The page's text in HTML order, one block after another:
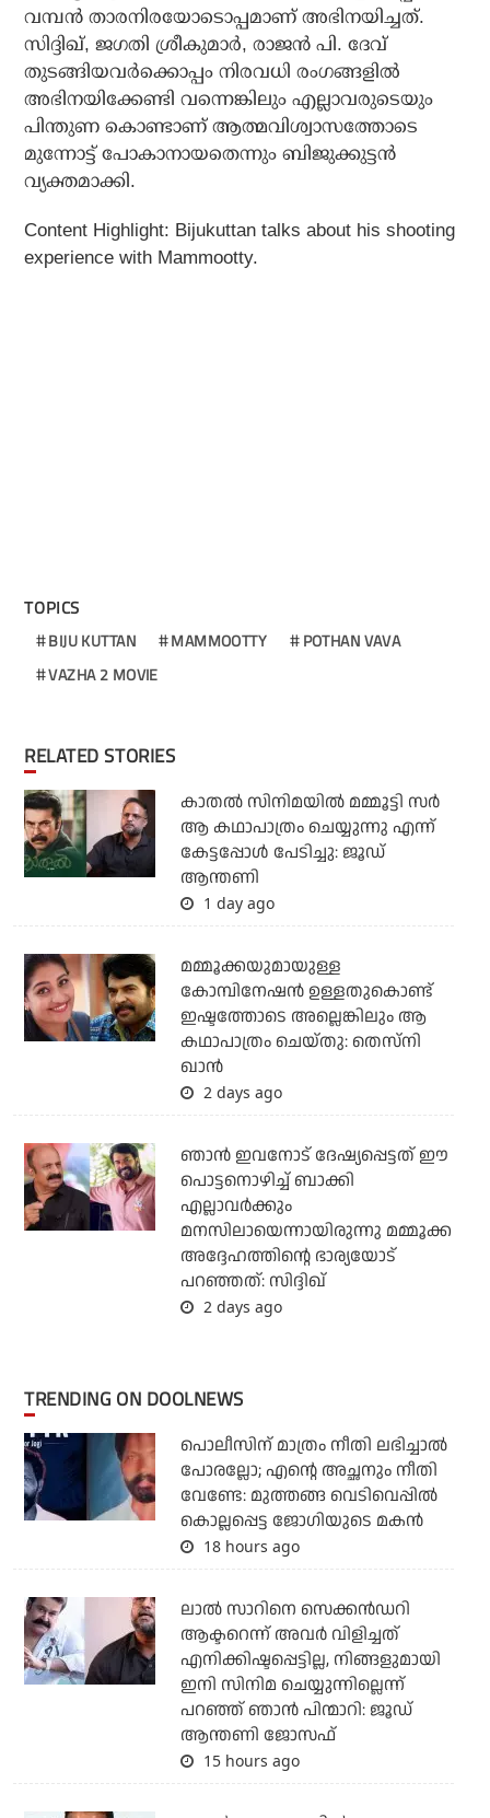
വമ്പൻ താരനിരയോടൊപ്പമാണ് അഭിനയിച്ചത്.
സിദ്ദിഖ്, ജഗതി ശ്രീകുമാർ, രാജൻ പി. ദേവ്
തുടങ്ങിയവർക്കൊപ്പം നിരവധി രംഗങ്ങളിൽ
അഭിനയിക്കേണ്ടി വന്നെങ്കിലും എല്ലാവരുടെയും
പിന്തുണ കൊണ്ടാണ് ആത്മവിശ്വാസത്തോടെ
മുന്നോട്ട് പോകാനായതെന്നും ബിജുക്കുട്ടൻ
വ്യക്തമാക്കി.
Content Highlight: Bijukuttan talks about his shooting
experience with Mammootty.
TOPICS
BIJU KUTTAN MAMMOOTTY
POTHAN VAVA
VAZHA 2 MOVIE
RELATED STORIES
കാതൽ സിനിമയിൽ മമ്മൂട്ടി സർ
ആ കഥാപാത്രം ചെയ്യുന്നു എന്ന്
കേട്ടപ്പോൾ പേടിച്ചു: ജൂഡ്
ആന്തണി
1 day ago
മമ്മൂക്കയുമായുള്ള
കോമ്പിനേഷൻ ഉള്ളതുകൊണ്ട്
ഇഷ്ടത്തോടെ അല്ലെങ്കിലും ആ
കഥാപാത്രം ചെയ്തു: തെസ്നി
ഖാൻ
2 days ago
ഞാന്‍ ഇവനോട് ദേഷ്യപ്പെട്ടത് ഈ
പൊട്ടനൊഴിച്ച് ബാക്കി
എല്ലാവര്‍ക്കും
മനസിലായെന്നായിരുന്നു മമ്മൂക്ക
അദ്ദേഹത്തിന്റെ ഭാര്യയോട്
പറഞ്ഞത്: സിദ്ദിഖ്
2 days ago
TRENDING ON DOOLNEWS
പൊലീസിന് മാത്രം നീതി ലഭിച്ചാല്‍
പോരല്ലോ; എന്റെ അച്ഛനും നീതി
വേണ്ടേ: മുത്തങ്ങ വെടിവെപ്പില്‍
കൊല്ലപ്പെട്ട ജോഗിയുടെ മകന്‍
18 hours ago
ലാല്‍ സാറിനെ സെക്കന്‍ഡറി
ആക്ടറെന്ന് അവര്‍ വിളിച്ചത്
എനിക്കിഷ്ടപ്പെട്ടില്ല, നിങ്ങളുമായി
ഇനി സിനിമ ചെയ്യുന്നില്ലെന്ന്
പറഞ്ഞ് ഞാന്‍ പിന്മാറി: ജൂഡ്
ആന്തണി ജോസഫ്
15 hours ago